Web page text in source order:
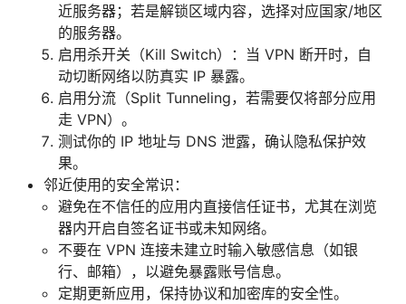
近服务器；若是解锁区域内容，选择对应国家/地区
的服务器。
启用杀开关（Kill Switch）：当 VPN 断开时，自
动切断网络以防真实 IP 暴露。
启用分流（Split Tunneling，若需要仅将部分应用
走 VPN）。
测试你的 IP 地址与 DNS 泄露，确认隐私保护效
果。
邻近使用的安全常识：
避免在不信任的应用内直接信任证书，尤其在浏览
器内开启自签名证书或未知网络。
不要在 VPN 连接未建立时输入敏感信息（如银
行、邮箱），以避免暴露账号信息。
定期更新应用，保持协议和加密库的安全性。